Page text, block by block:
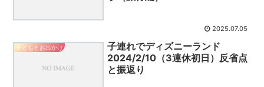
2025.07.05
子どもとお出かけ
子連れでディズニーランド
2024/2/10（3連休初日）反省点
と振返り